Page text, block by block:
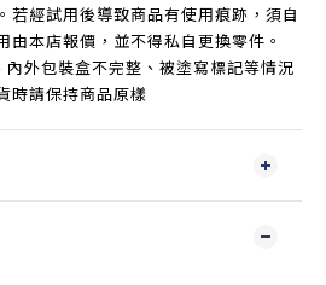
若經試用後導致商品有使用痕跡，須自
由本店報價，並不得私自更換零件。
外包裝盒不完整、被塗寫標記等情況
時請保持商品原樣